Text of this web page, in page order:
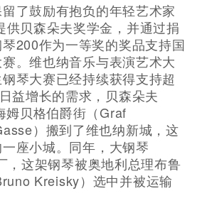
了鼓励有抱负的年轻艺术家
供贝森朵夫奖学金，并通过捐
200作为一等奖的奖品支持国
。维也纳音乐与表演艺术大
琴大赛已经持续获得支持超
益增长的需求，贝森朵夫
姆贝格伯爵街（Graf
）搬到了维也纳新城，这
座小城。同年，大钢琴
，这架钢琴被奥地利总理布鲁
Kreisky）选中并被运输